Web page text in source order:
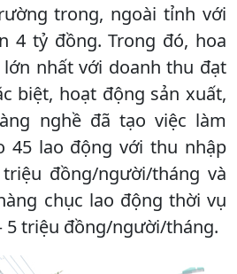
trong, ngoài tỉnh với
4 tỷ đồng. Trong đó, hoa
nhất với doanh thu đạt
biệt, hoạt động sản xuất,
nghề đã tạo việc làm
45 lao động với thu nhập
đồng/người/tháng và
chục lao động thời vụ
5 triệu đồng/người/tháng.